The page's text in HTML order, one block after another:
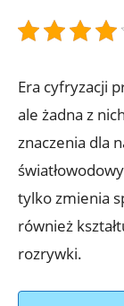
Era cyfryzacji
ale żadna z
znaczenia dla
tylko zmienia
również
rozrywki.